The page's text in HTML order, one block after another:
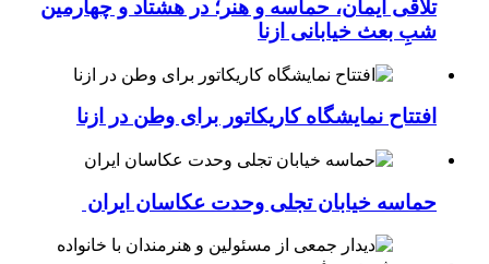
تلاقی ایمان، حماسه و هنر؛ در هشتاد و چهارمین
شبِ بعث خیابانی ازنا
افتتاح نمایشگاه کاریکاتور برای وطن در ازنا
حماسه خیابان تجلی وحدت عکاسان ایران